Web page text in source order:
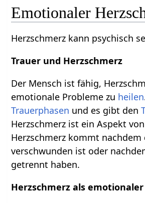
Emotionaler
Herzschmerz kann psychisch
Trauer und Herzschmerz
Der Mensch ist fähig,
emotionale Probleme zu heilen
Trauerphasen und es gibt den
Herzschmerz ist ein Aspekt
Herzschmerz kommt nachdem
verschwunden ist oder
getrennt haben.
Herzschmerz als